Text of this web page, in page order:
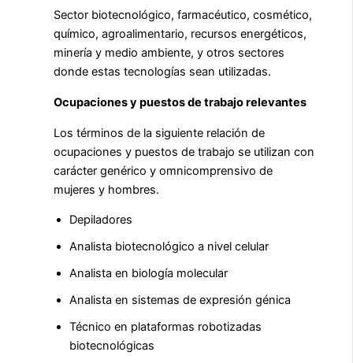
Sector biotecnológico, farmacéutico, cosmético,
químico, agroalimentario, recursos energéticos,
minería y medio ambiente, y otros sectores
donde estas tecnologías sean utilizadas.
Ocupaciones y puestos de trabajo relevantes
Los términos de la siguiente relación de
ocupaciones y puestos de trabajo se utilizan con
carácter genérico y omnicomprensivo de
mujeres y hombres.
Depiladores
Analista biotecnológico a nivel celular
Analista en biología molecular
Analista en sistemas de expresión génica
Técnico en plataformas robotizadas
biotecnológicas